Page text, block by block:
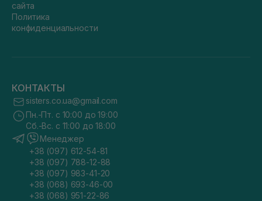
сайта
Политика
конфиденциальности
КОНТАКТЫ
sisters.co.ua@gmail.com
Пн.-Пт. с 10:00 до 19:00
Сб.-Вс. с 11:00 до 18:00
Менеджер
+38 (097) 612-54-81
+38 (097) 788-12-88
+38 (097) 983-41-20
+38 (068) 693-46-00
+38 (068) 951-22-86